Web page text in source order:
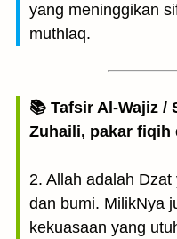
yang meninggikan
muthlaq.
📚 Tafsir Al-Wajiz /
Zuhaili, pakar fiqih
2. Allah adalah
dan bumi. MilikNya
kekuasaan yang